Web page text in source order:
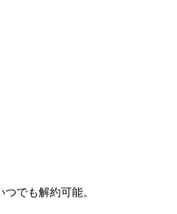
でも解約可能。